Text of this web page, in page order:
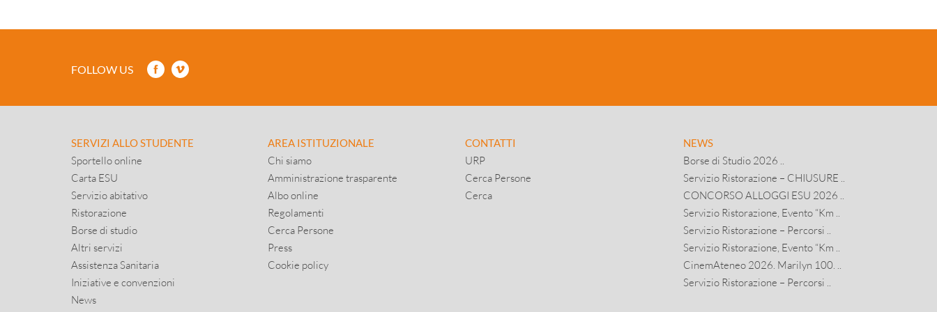
FOLLOW US
SERVIZI ALLO STUDENTE
Sportello online
Carta ESU
Servizio abitativo
Ristorazione
Borse di studio
Altri servizi
Assistenza Sanitaria
Iniziative e convenzioni
News
AREA ISTITUZIONALE
Chi siamo
Amministrazione trasparente
Albo online
Regolamenti
Cerca Persone
Press
Cookie policy
CONTATTI
URP
Cerca Persone
Cerca
NEWS
Borse di Studio 2026 ..
Servizio Ristorazione – CHIUSURE ..
CONCORSO ALLOGGI ESU 2026 ..
Servizio Ristorazione, Evento “Km ..
Servizio Ristorazione – Percorsi ..
Servizio Ristorazione, Evento “Km ..
CinemAteneo 2026. Marilyn 100. ..
Servizio Ristorazione – Percorsi ..